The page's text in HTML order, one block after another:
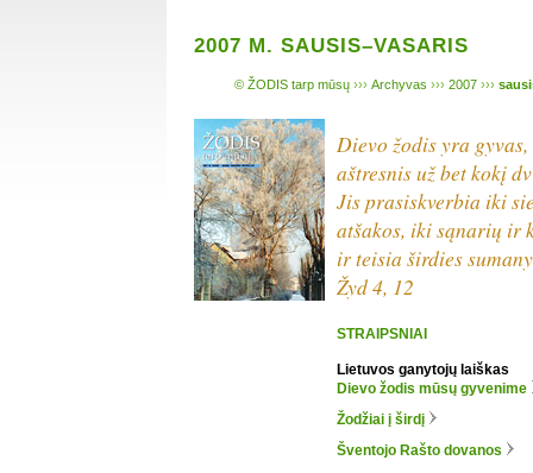
2007 M. SAUSIS–VASARIS
© ŽODIS tarp mūsų ››› Archyvas ››› 2007 ›››
Dievo žodis yra
aštresnis už bet kokį
Jis prasiskverbia iki
atšakos, iki sąnarių ir
ir teisia širdies
Žyd 4, 12
STRAIPSNIAI
Lietuvos ganytojų laiškas
Dievo žodis mūsų gyvenime
Žodžiai į širdį
Šventojo Rašto dovanos